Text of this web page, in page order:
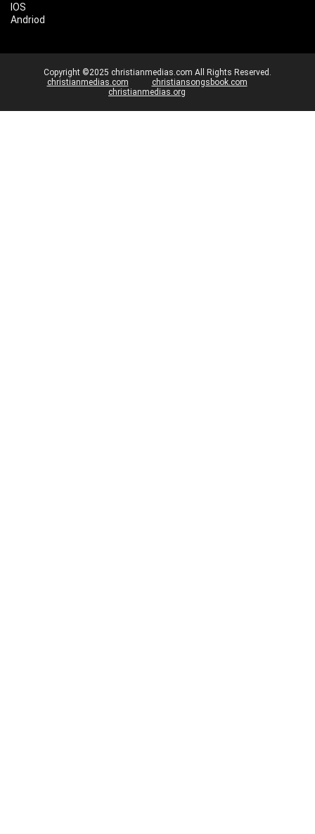
IOS
Andriod
Copyright ©2025 christianmedias.com All Rights Reserved.
christianmedias.com
christiansongsbook.com
christianmedias.org